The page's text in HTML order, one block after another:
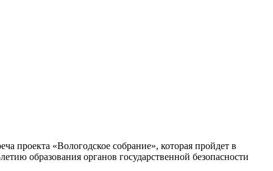
проекта «Вологодское собрание», которая пройдет в
образования органов государственной безопасности